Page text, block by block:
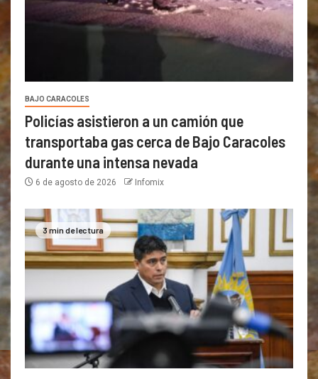
BAJO CARACOLES
Policías asistieron a un camión que
transportaba gas cerca de Bajo Caracoles
durante una intensa nevada
6 de agosto de 2026 Infomix
3 min de lectura